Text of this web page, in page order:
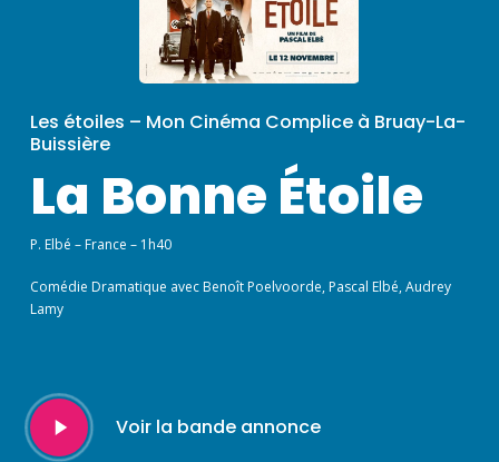
Les étoiles – Mon Cinéma Complice à Bruay-La-
Buissière
La Bonne Étoile
P. Elbé – France – 1h40
Comédie Dramatique avec Benoît Poelvoorde, Pascal Elbé, Audrey
Lamy
Play
Video
Voir la bande annonce